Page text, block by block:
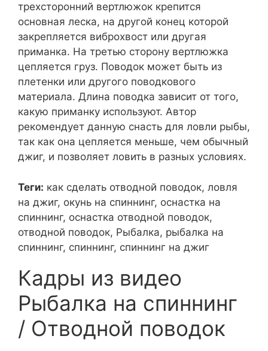
трехсторонний вертлюжок крепится
основная леска, на другой конец которой
закрепляется виброхвост или другая
приманка. На третью сторону вертлюжка
цепляется груз. Поводок может быть из
плетенки или другого поводкового
материала. Длина поводка зависит от того,
какую приманку используют. Автор
рекомендует данную снасть для ловли рыбы,
так как она цепляется меньше, чем обычный
джиг, и позволяет ловить в разных условиях.
Теги: как сделать отводной поводок, ловля
на джиг, окунь на спиннинг, оснастка на
спиннинг, оснастка отводной поводок,
отводной поводок, Рыбалка, рыбалка на
спиннинг, спиннинг, спиннинг на джиг
Кадры из видео
Рыбалка на спиннинг
/ Отводной поводок